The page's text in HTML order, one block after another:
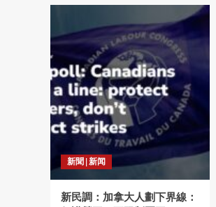
新聞 | 新闻
新民調：加拿大人劃下界線：